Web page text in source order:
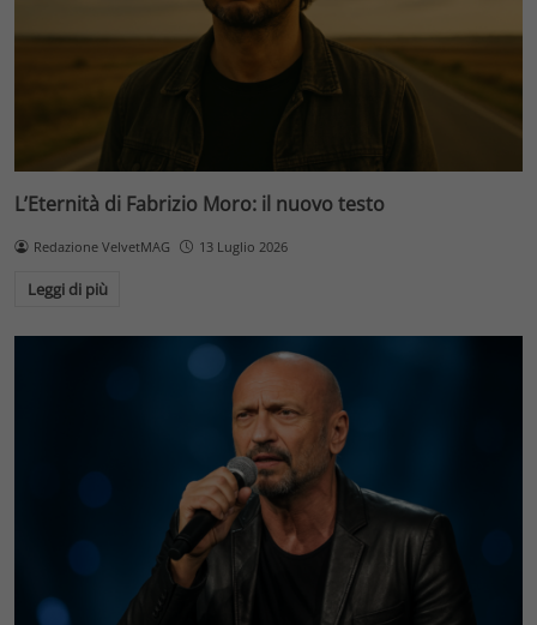
L’Eternità di Fabrizio Moro: il nuovo testo
Redazione VelvetMAG 13 Luglio 2026
Leggi di più